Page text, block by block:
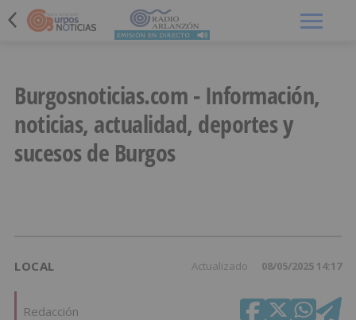
Burgosnoticias.com - Información,
noticias, actualidad, deportes y
sucesos de Burgos
LOCAL Actualizado 08/05/2025 14:17
Redacción